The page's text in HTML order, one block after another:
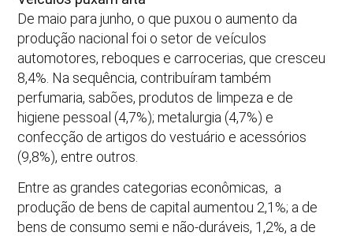
De maio para junho, o que puxou o aumento da
produção nacional foi o setor de veículos
automotores, reboques e carrocerias, que cresceu
8,4%. Na sequência, contribuíram também
perfumaria, sabões, produtos de limpeza e de
higiene pessoal (4,7%); metalurgia (4,7%) e
confecção de artigos do vestuário e acessórios
(9,8%), entre outros.
Entre as grandes categorias econômicas, a
produção de bens de capital aumentou 2,1%; a de
bens de consumo semi e não-duráveis, 1,2%, a de